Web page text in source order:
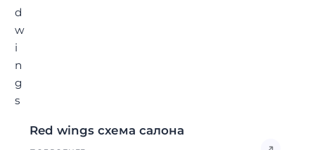
Red wings схема салона